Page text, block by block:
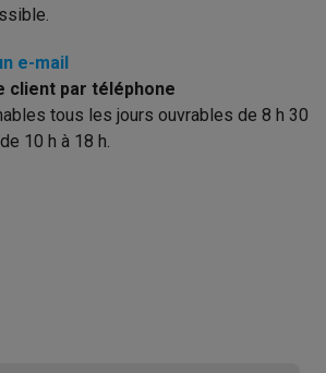
e-mail
client par téléphone
tous les jours ouvrables de 8 h 30
10 h à 18 h.